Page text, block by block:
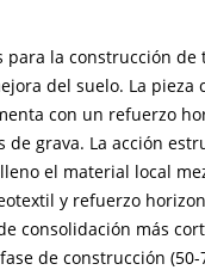
la construcción
del suelo. La
con un refuerzo
de grava. La acción
el material local
y refuerzo
más
de construcción